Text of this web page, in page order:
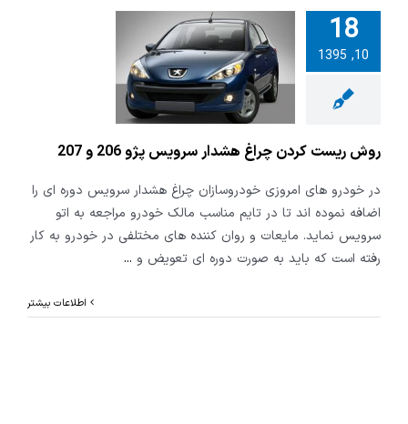
18
10, 1395
کردن
روش ریست کردن چراغ هشدار سرویس پژو 206 و 207
در خودرو های امروزی خودروسازان چراغ هشدار سرویس دوره ای را
اضافه نموده اند تا در تایم مناسب مالک خودرو مراجعه به اتو
سرویس نماید. مایعات و روان کننده های مختلفی در خودرو به کار
رفته است که باید به صورت دوره ای تعویض و ...
اطلاعات بیشتر